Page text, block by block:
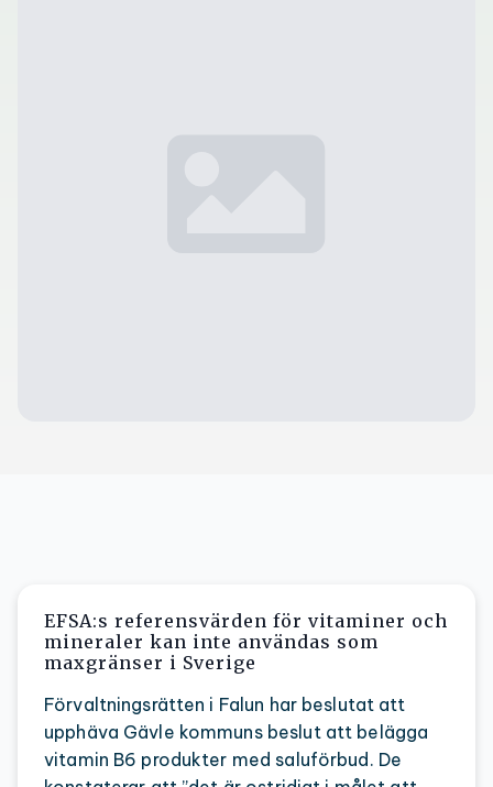
EFSA:s referensvärden för vitaminer och
mineraler kan inte användas som
maxgränser i Sverige
Förvaltningsrätten i Falun har beslutat att
upphäva Gävle kommuns beslut att belägga
vitamin B6 produkter med saluförbud. De